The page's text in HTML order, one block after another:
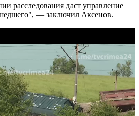
расследования даст управление
— заключил Аксенов.